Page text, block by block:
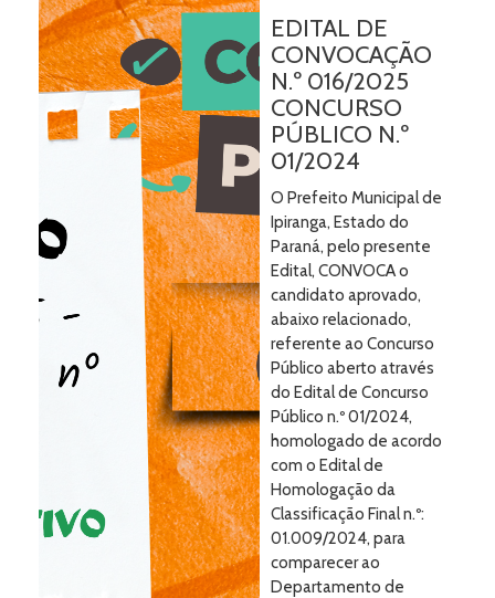
EDITAL DE
CONVOCAÇÃO
N.º 016/2025
CONCURSO
PÚBLICO N.º
01/2024
O Prefeito Municipal de
Ipiranga, Estado do
Paraná, pelo presente
Edital, CONVOCA o
candidato aprovado,
abaixo relacionado,
referente ao Concurso
Público aberto através
do Edital de Concurso
Público n.º 01/2024,
homologado de acordo
com o Edital de
Homologação da
Classificação Final n.º:
01.009/2024, para
comparecer ao
Departamento de